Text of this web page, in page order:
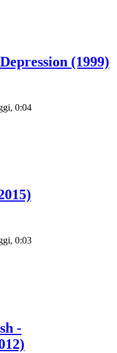
(1999)
0:04
0:03
-